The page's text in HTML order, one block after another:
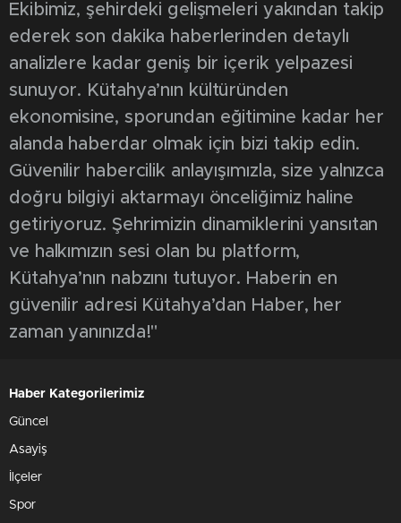
Ekibimiz, şehirdeki gelişmeleri yakından takip
ederek son dakika haberlerinden detaylı
analizlere kadar geniş bir içerik yelpazesi
sunuyor. Kütahya’nın kültüründen
ekonomisine, sporundan eğitimine kadar her
alanda haberdar olmak için bizi takip edin.
Güvenilir habercilik anlayışımızla, size yalnızca
doğru bilgiyi aktarmayı önceliğimiz haline
getiriyoruz. Şehrimizin dinamiklerini yansıtan
ve halkımızın sesi olan bu platform,
Kütahya’nın nabzını tutuyor. Haberin en
güvenilir adresi Kütahya’dan Haber, her
zaman yanınızda!"
Haber Kategorilerimiz
Güncel
Asayiş
İlçeler
Spor